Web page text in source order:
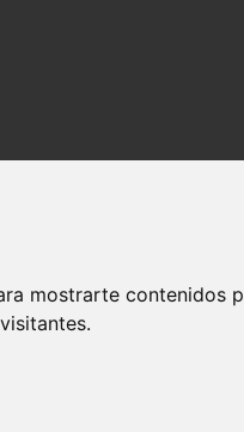
mostrarte contenidos